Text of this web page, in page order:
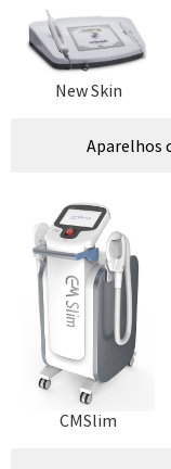
New Skin
Aparelhos
CMSlim